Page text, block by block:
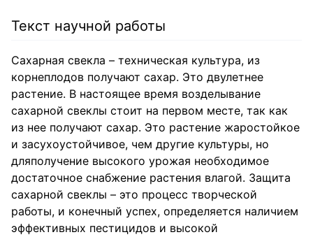
Текст научной работы
Сахарная свекла – техническая культура, из
корнеплодов получают сахар. Это двулетнее
растение. В настоящее время возделывание
сахарной свеклы стоит на первом месте, так как
из нее получают сахар. Это растение жаростойкое
и засухоустойчивое, чем другие культуры, но
дляполучение высокого урожая необходимое
достаточное снабжение растения влагой. Защита
сахарной свеклы – это процесс творческой
работы, и конечный успех, определяется наличием
эффективных пестицидов и высокой